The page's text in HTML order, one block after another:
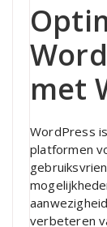
met
WordPress
platformen
verbeteren